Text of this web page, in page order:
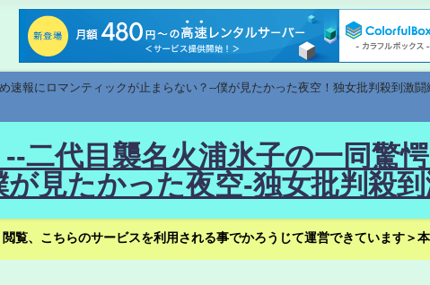
速報にロマンティックが止まらない？--僕が見たかった夜空！独女批判殺到激
二代目襲名火浦氷子の一同驚
見たかった夜空-独女批判殺
覧、こちらのサービスを利用される事でかろうじて運営できています＞